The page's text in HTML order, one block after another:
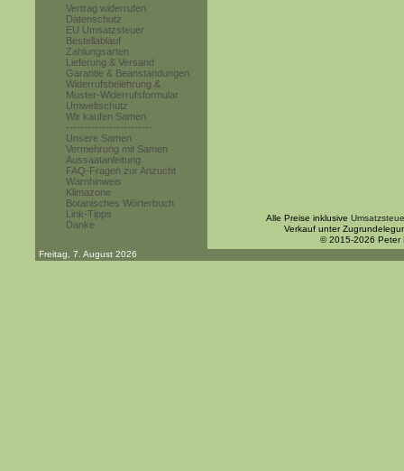
Vertrag widerrufen
Datenschutz
EU Umsatzsteuer
Bestellablauf
Zahlungsarten
Lieferung & Versand
Garantie & Beanstandungen
Widerrufsbelehrung &
Muster-Widerrufsformular
Umweltschutz
Wir kaufen Samen
------------------------
Unsere Samen
Vermehrung mit Samen
Aussaatanleitung
FAQ-Fragen zur Anzucht
Warnhinweis
Klimazone
Botanisches Wörterbuch
Link-Tipps
Danke
Alle Preise inklusive
Verkauf unter
© 2015-2026 Peter
Freitag, 7. August 2026